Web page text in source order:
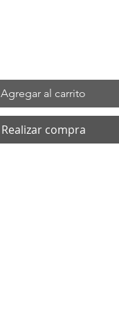
Agregar al carrito
Realizar compra